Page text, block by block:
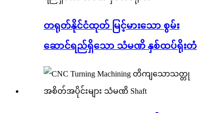
တရုတ်နိုင်ငံထုတ် မြင့်မားသော စွမ်း
ဆောင်ရည်ရှိသော သံမဏိ နှစ်ထပ်ရိုးတံ